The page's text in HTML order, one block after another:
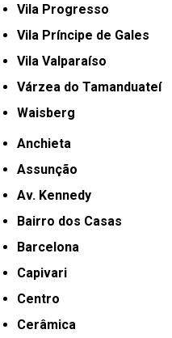
Vila Progresso
Vila Príncipe de Gales
Vila Valparaíso
Várzea do Tamanduateí
Waisberg
Anchieta
Assunção
Av. Kennedy
Bairro dos Casas
Barcelona
Capivari
Centro
Cerâmica